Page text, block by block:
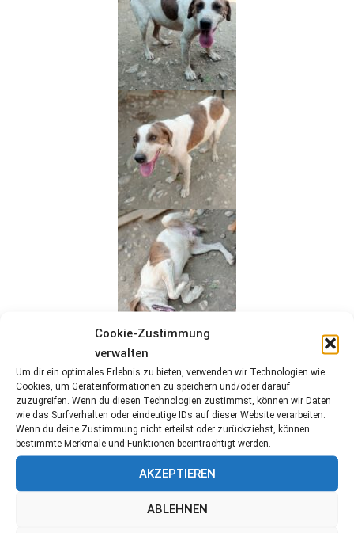
Cookie-Zustimmung
verwalten
Um dir ein optimales Erlebnis zu bieten, verwenden wir Technologien wie
Cookies, um Geräteinformationen zu speichern und/oder darauf
zuzugreifen. Wenn du diesen Technologien zustimmst, können wir Daten
wie das Surfverhalten oder eindeutige IDs auf dieser Website verarbeiten.
Wenn du deine Zustimmung nicht erteilst oder zurückziehst, können
bestimmte Merkmale und Funktionen beeinträchtigt werden.
AKZEPTIEREN
ABLEHNEN